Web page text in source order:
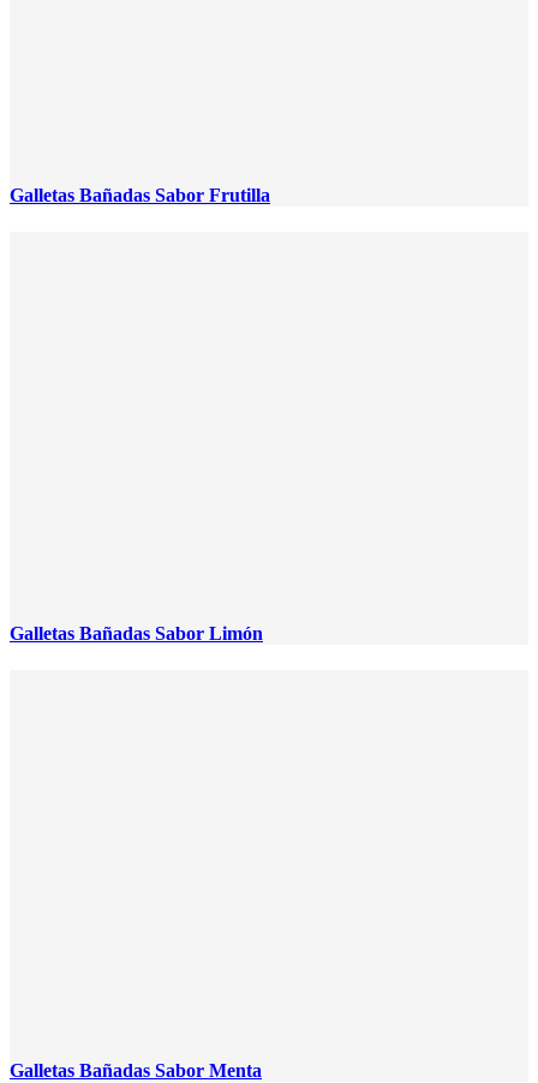
Galletas Bañadas Sabor Frutilla
Galletas Bañadas Sabor Limón
Galletas Bañadas Sabor Menta